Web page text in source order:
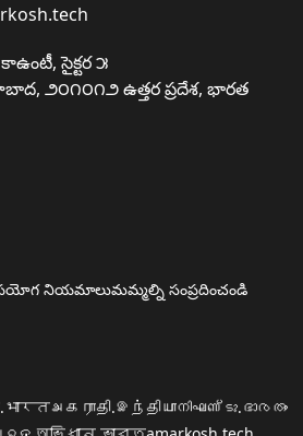
సైక్టర ౫
౨౦౧౦౧౨ ఉత్తర ప్రదేశ, భారత
నియమాలుమమ్మల్ని సంప్రదించండి
அகராதி.இந்தியாനിഘണ്ടു.ഭാരതം